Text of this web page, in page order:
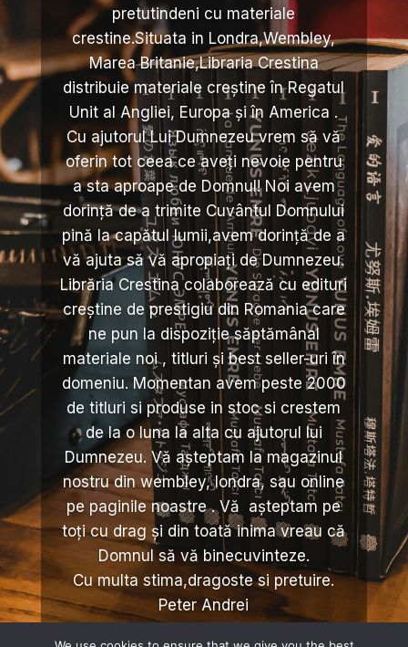
pretutindeni cu materiale
crestine.Situata in Londra,Wembley,
Marea Britanie,Libraria Crestina
distribuie materiale creștine în Regatul
Unit al Angliei, Europa și în America .
Cu ajutorul Lui Dumnezeu vrem să vă
oferin tot ceea ce aveți nevoie pentru
a sta aproape de Domnul! Noi avem
dorință de a trimite Cuvântul Domnului
pină la capătul lumii,avem dorință de a
vă ajuta să vă apropiați de Dumnezeu.
Librăria Crestina colaborează cu edituri
creștine de prestigiu din Romania care
ne pun la dispoziție săptămânal
materiale noi , titluri și best seller-uri în
domeniu. Momentan avem peste 2000
de titluri si produse in stoc si crestem
de la o luna la alta cu ajutorul lui
Dumnezeu. Vă așteptam la magazinul
nostru din wembley, londra, sau online
pe paginile noastre . Vă așteptam pe
toți cu drag și din toată inima vreau că
Domnul să vă binecuvinteze.
Cu multa stima,dragoste si pretuire.
Peter Andrei